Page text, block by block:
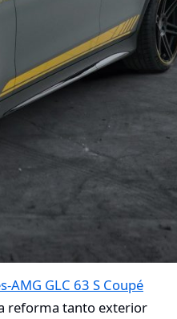
AMG GLC 63 S Coupé
reforma tanto exterior